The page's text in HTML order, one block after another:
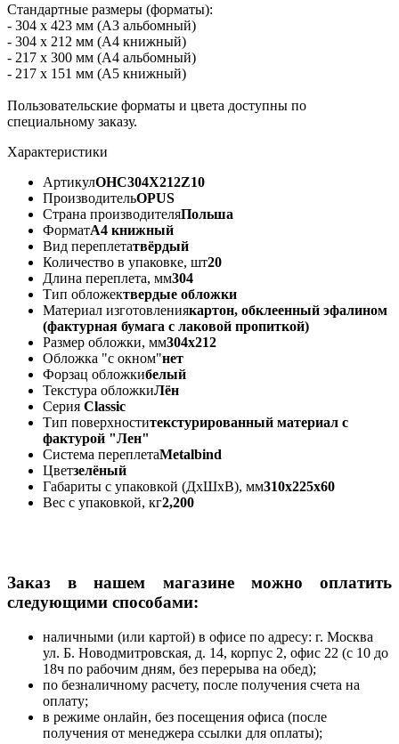
Стандартные размеры (форматы):
- 304 х 423 мм (А3 альбомный)
- 304 х 212 мм (А4 книжный)
- 217 х 300 мм (А4 альбомный)
- 217 х 151 мм (А5 книжный)
Пользовательские форматы и цвета доступны по
специальному заказу.
Характеристики
АртикулOHC304X212Z10
ПроизводительOPUS
Страна производителяПольша
ФорматА4 книжный
Вид переплетатвёрдый
Количество в упаковке, шт20
Длина переплета, мм304
Тип обложектвердые обложки
Материал изготовлениякартон, обклеенный эфалином
(фактурная бумага с лаковой пропиткой)
Размер обложки, мм304х212
Обложка "с окном"нет
Форзац обложкибелый
Текстура обложкиЛён
Серия Classic
Тип поверхноститекстурированный материал с
фактурой "Лен"
Система переплетаMetalbind
Цветзелёный
Габариты с упаковкой (ДхШхВ), мм310х225х60
Вес с упаковкой, кг2,200
Заказ в нашем магазине можно оплатить
следующими способами:
наличными (или картой) в офисе по адресу: г. Москва
ул. Б. Новодмитровская, д. 14, корпус 2, офис 22 (с 10 до
18ч по рабочим дням, без перерыва на обед);
по безналичному расчету, после получения счета на
оплату;
в режиме онлайн, без посещения офиса (после
получения от менеджера ссылки для оплаты);